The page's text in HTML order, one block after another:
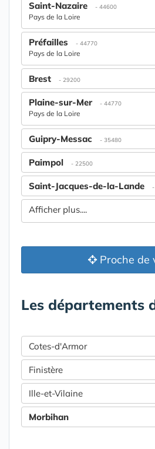
Saint-Nazaire - 44600
Pays de la Loire
Préfailles - 44770
Pays de la Loire
Brest - 29200
Plaine-sur-Mer - 44770
Pays de la Loire
Guipry-Messac - 35480
Paimpol - 22500
Saint-Jacques-de-la-Lande
Afficher plus....
Proche de
Les départements
Cotes-d'Armor
Finistère
Ille-et-Vilaine
Morbihan